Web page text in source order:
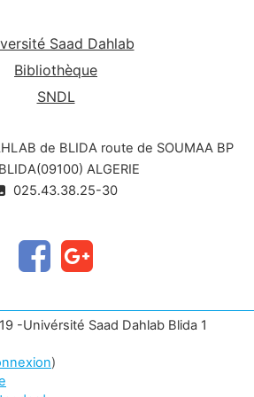
Saad Dahlab
Bibliothèque
SNDL
de BLIDA route de SOUMAA BP
ALGERIE
025.43.38.25-30
-Univérsité Saad Dahlab Blida 1
)